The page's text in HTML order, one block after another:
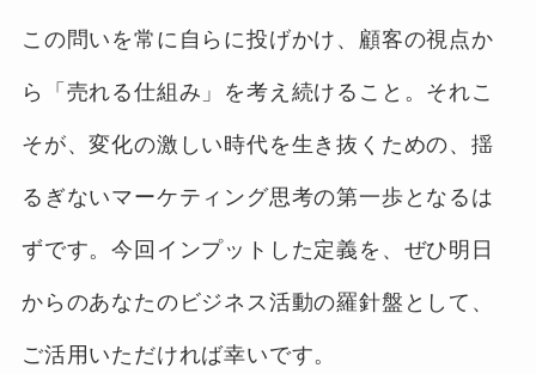
この問いを常に自らに投げかけ、顧客の視点か
ら「売れる仕組み」を考え続けること。それこ
そが、変化の激しい時代を生き抜くための、揺
るぎないマーケティング思考の第一歩となるは
ずです。今回インプットした定義を、ぜひ明日
からのあなたのビジネス活動の羅針盤として、
ご活用いただければ幸いです。